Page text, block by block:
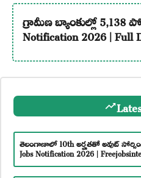
గ్రామీణ బ్యాంకుల్లో 5,138
Notification 2026 | Full
తెలంగాణాలో 10th అర్హతతో అవుట్
Jobs Notification 2026 |